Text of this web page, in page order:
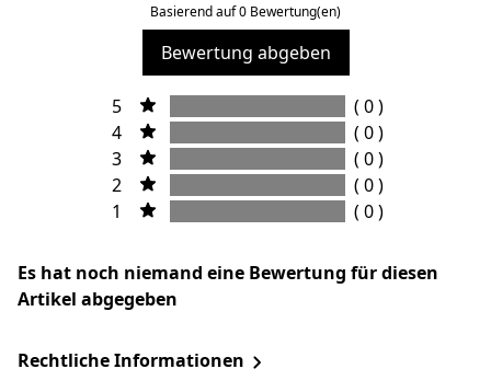
Basierend auf 0 Bewertung(en)
Bewertung abgeben
5
( 0 )
4
( 0 )
3
( 0 )
2
( 0 )
1
( 0 )
Es hat noch niemand eine Bewertung für diesen
Artikel abgegeben
Rechtliche Informationen